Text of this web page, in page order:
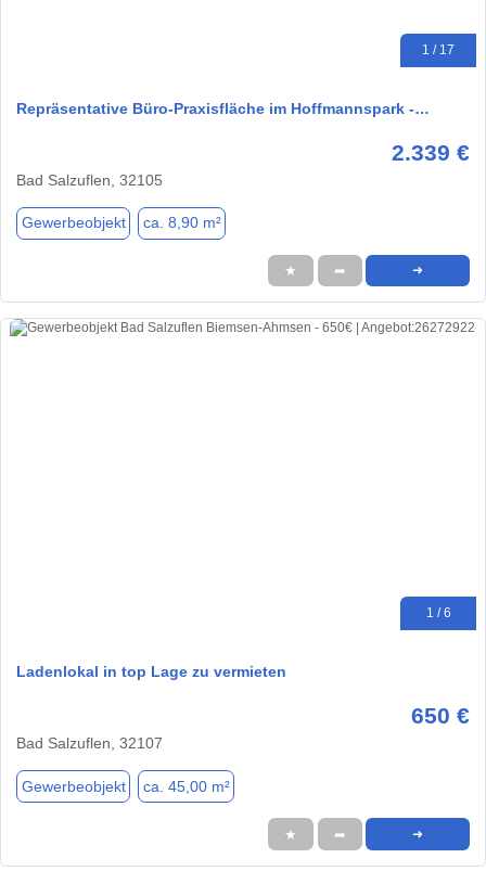
1 / 17
Repräsentative Büro-Praxisfläche im Hoffmannspark -…
2.339 €
Bad Salzuflen, 32105
Gewerbeobjekt ca. 8,90 m²
★ ➦ ➜
1 / 6
Ladenlokal in top Lage zu vermieten
650 €
Bad Salzuflen, 32107
Gewerbeobjekt ca. 45,00 m²
★ ➦ ➜